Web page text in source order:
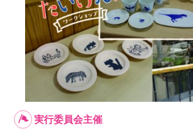
実行委員会主催